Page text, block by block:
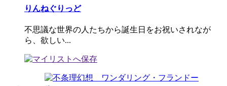
りんねぐりっど
不思議な世界の人たちから誕生日をお祝いされなが
ら、欲しい...